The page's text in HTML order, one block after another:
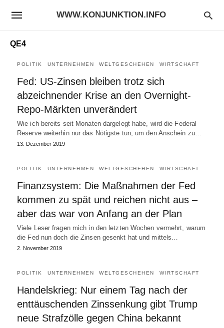
WWW.KONJUNKTION.INFO
QE4
POLITIK UNTERNEHMEN WELTGESCHEHEN WIRTSCHAFT
Fed: US-Zinsen bleiben trotz sich
abzeichnender Krise an den Overnight-
Repo-Märkten unverändert
Wie ich bereits seit Monaten dargelegt habe, wird die Federal
Reserve weiterhin nur das Nötigste tun, um den Anschein zu…
13. Dezember 2019
POLITIK UNTERNEHMEN WELTGESCHEHEN WIRTSCHAFT
Finanzsystem: Die Maßnahmen der Fed
kommen zu spät und reichen nicht aus –
aber das war von Anfang an der Plan
Viele Leser fragen mich in den letzten Wochen vermehrt, warum
die Fed nun doch die Zinsen gesenkt hat und mittels…
2. November 2019
POLITIK UNTERNEHMEN WELTGESCHEHEN WIRTSCHAFT
Handelskrieg: Nur einem Tag nach der
enttäuschenden Zinssenkung gibt Trump
neue Strafzölle gegen China bekannt